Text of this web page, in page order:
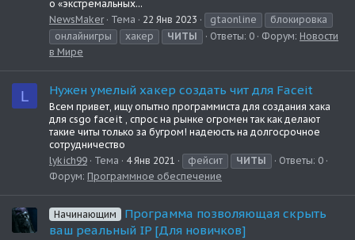
о «экстремальных...
NewsMaker
Тема 22 Янв 2023 gtaonline
блокировка
онлайнигры
хакер ЧИТЫ Ответы: 0 Форум: Новости
в Мире
L Нужен умелый хакер создать чит для Faceit
Всем привет, ищу опытно программиста для создания хака
для csgo faceit , спрос на рынке огромен так как делают
такие читы только за бугром! надеюсть на долгосрочное
сотрудничество
lykich99
Тема 4 Янв 2021 фейсит ЧИТЫ
Ответы: 0
Форум: Программное обеспечение
Начинающим
Программа позволяющая скрыть
ваш реальный IP [Для новичков]